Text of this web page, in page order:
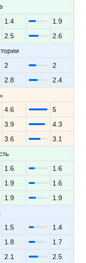
1.4
1.9
2.5
2.6
2
2
2.8
2.4
4.6
5
3.9
4.3
3.6
3.1
1.6
1.6
1.9
1.6
1.9
1.9
1.5
1.4
1.8
1.7
2.1
2.5